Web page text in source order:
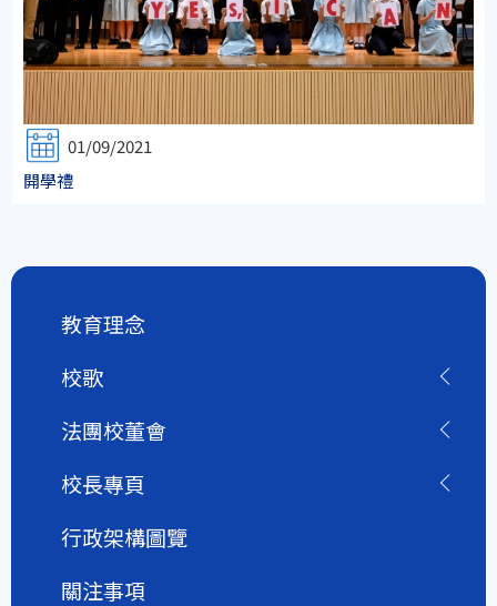
01/09/2021
開學禮
教育理念
校歌
法團校董會
校長專頁
行政架構圖覽
關注事項